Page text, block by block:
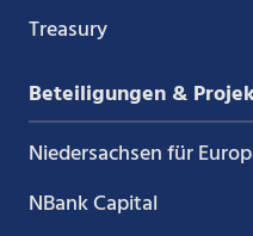
Treasury
Beteiligungen &
Niedersachsen für
NBank Capital